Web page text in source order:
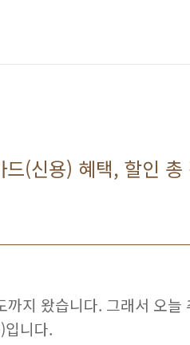
(신용) 혜택, 할인 총
지 왔습니다. 그래서 오늘
니다.